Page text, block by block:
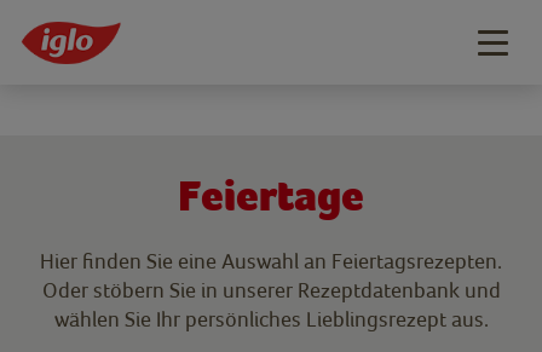
Feiertage
Hier finden Sie eine Auswahl an Feiertagsrezepten.
Oder stöbern Sie in unserer Rezeptdatenbank und
wählen Sie Ihr persönliches Lieblingsrezept aus.